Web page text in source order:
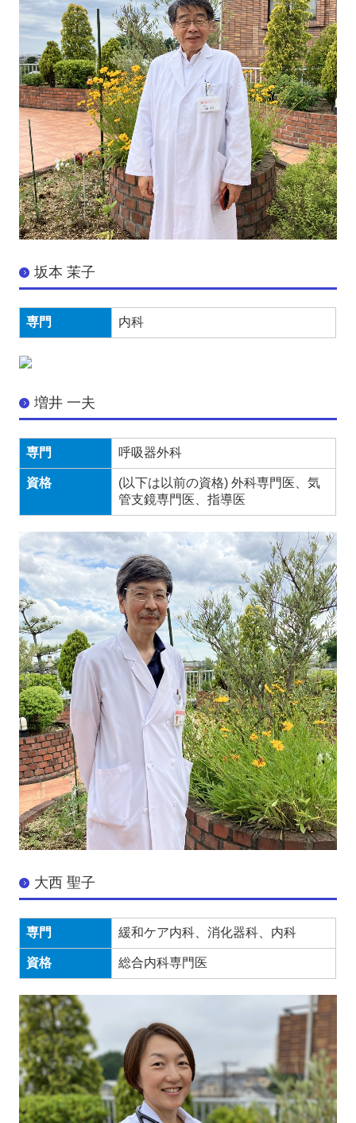
坂本 茉子
専門 内科
増井 一夫
専門 呼吸器外科
資格
(以下は以前の資格) 外科専門医、気
管支鏡専門医、指導医
大西 聖子
専門 緩和ケア内科、消化器科、内科
資格 総合内科専門医